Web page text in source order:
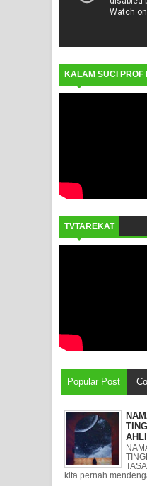
KALAM SUCI PROF
TVTAREKAT
Popular Post
kita pernah